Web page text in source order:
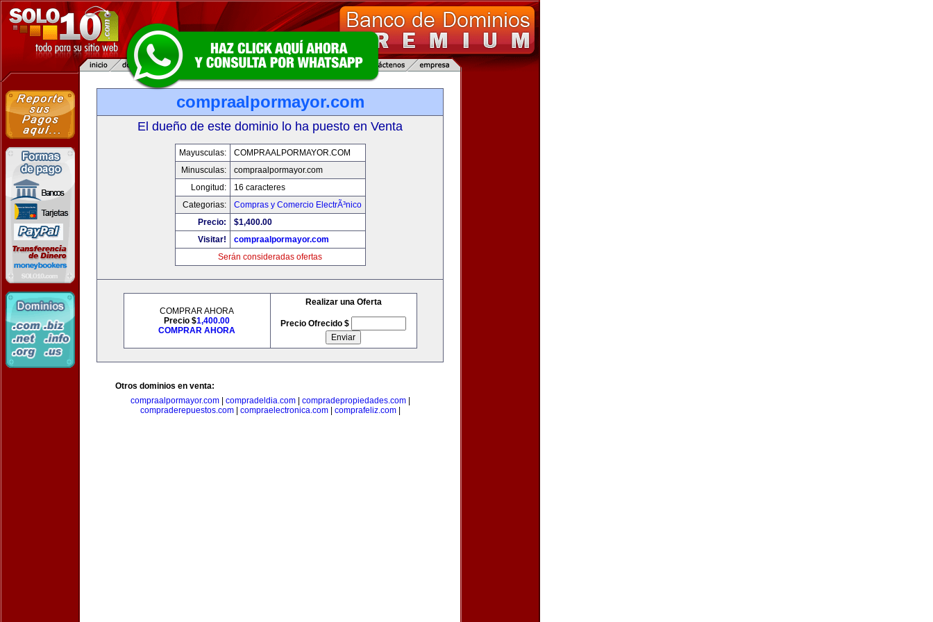
compraalpormayor.com
El dueño de este dominio lo ha puesto en Venta
Mayusculas:
COMPRAALPORMAYOR.COM
Minusculas:
compraalpormayor.com
Longitud:
16 caracteres
Categorias:
Compras y Comercio ElectrÃ³nico
Precio:
$1,400.00
Visitar!
compraalpormayor.com
Serán consideradas ofertas
COMPRAR AHORA
Precio $1,400.00
COMPRAR AHORA
Realizar una Oferta
Precio Ofrecido $
Otros dominios en venta:
compraalpormayor.com| compradeldia.com| compradepropiedades.com|
compraderepuestos.com| compraelectronica.com| comprafeliz.com|